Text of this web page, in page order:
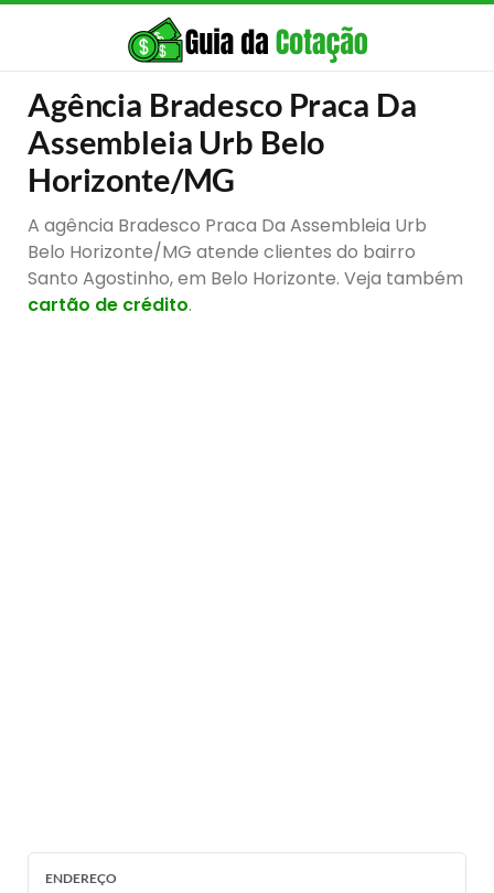
Agência Bradesco Praca Da
Assembleia Urb Belo
Horizonte/MG
A agência Bradesco Praca Da Assembleia Urb
Belo Horizonte/MG atende clientes do bairro
Santo Agostinho, em Belo Horizonte. Veja também
cartão de crédito.
ENDEREÇO